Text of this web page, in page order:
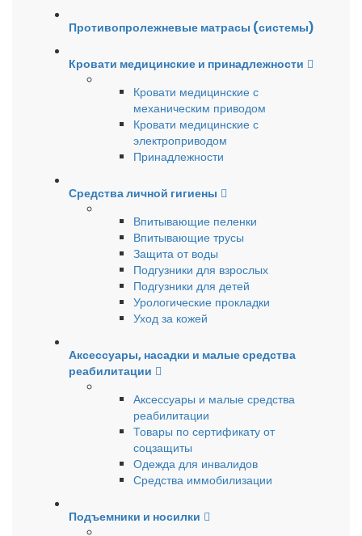
Противопролежневые матрасы (системы)
Кровати медицинские и принадлежности
Кровати медицинские с
механическим приводом
Кровати медицинские с
электроприводом
Принадлежности
Средства личной гигиены
Впитывающие пеленки
Впитывающие трусы
Защита от воды
Подгузники для взрослых
Подгузники для детей
Урологические прокладки
Уход за кожей
Аксессуары, насадки и малые средства
реабилитации
Аксессуары и малые средства
реабилитации
Товары по сертификату от
соцзащиты
Одежда для инвалидов
Средства иммобилизации
Подъемники и носилки